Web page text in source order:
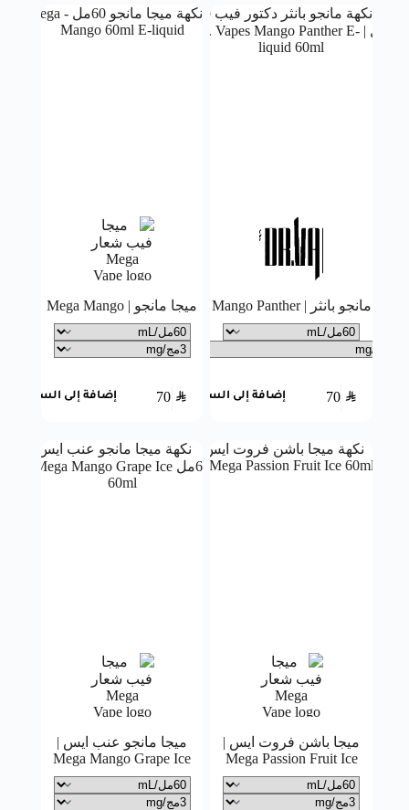
مانجو بانثر | Mango Panther
70 SAR إضافة إلى السلة
ميجا مانجو | Mega Mango
70 SAR إضافة إلى السلة
ميجا باشن فروت ايس |
Mega Passion Fruit Ice
ميجا مانجو عنب ايس |
Mega Mango Grape Ice